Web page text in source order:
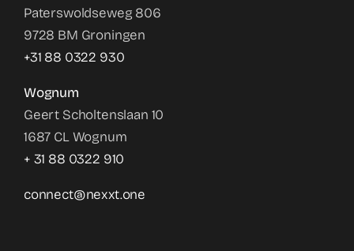
Paterswoldseweg 806
9728 BM Groningen
+31 88 0322 930
Wognum
Geert Scholtenslaan 10
1687 CL Wognum
+ 31 88 0322 910
connect@nexxt.one